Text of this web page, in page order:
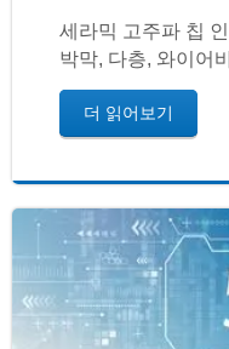
세라믹 고주파 칩
박막, 다층, 와이어
더 읽어보기